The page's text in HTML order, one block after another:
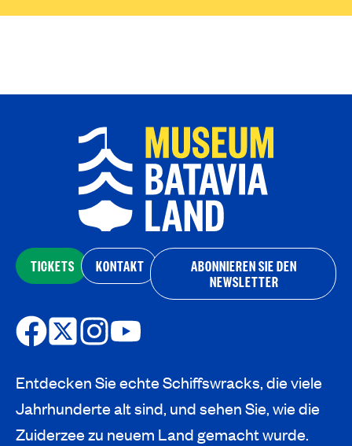
TICKETS KONTAKT
ABONNIEREN SIE DEN
NEWSLETTER
Entdecken Sie echte Schiffswracks, die viele
Jahrhunderte alt sind, und sehen Sie, wie die
Zuiderzee zu neuem Land gemacht wurde.